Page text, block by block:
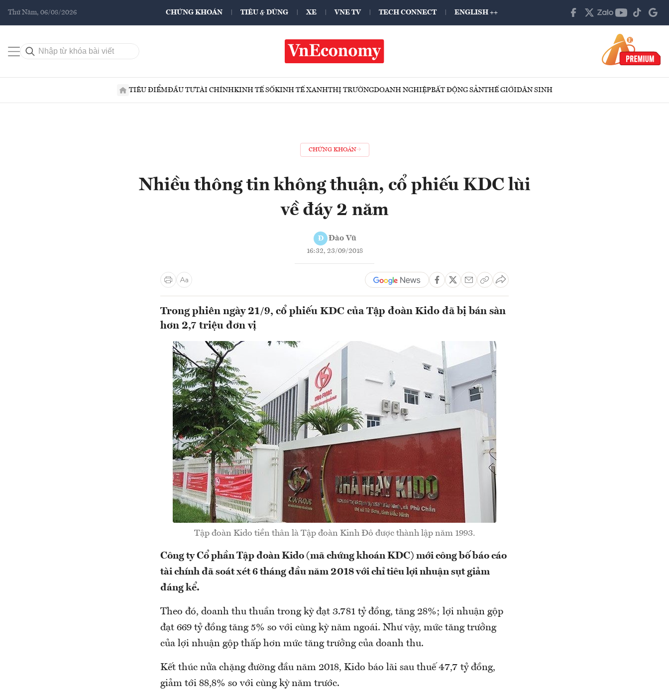
Thứ Năm, 06/08/2026 CHỨNG KHOÁN TIÊU & DÙNG XE VNE TV TECH CONNECT ENGLISH ++
TIÊU ĐIỂMĐẦU TƯTÀI CHÍNHKINH TẾ SỐKINH TẾ XANHTHỊ TRƯỜNGDOANH NGHIỆPBẤT ĐỘNG SẢNTHẾ GIỚIDÂN SINH
CHỨNG KHOÁN
Nhiều thông tin không thuận, cổ phiếu KDC lùi
về đáy 2 năm
Đ Đào Vũ
16:32, 23/09/2018
Trong phiên ngày 21/9, cổ phiếu KDC của Tập đoàn Kido đã bị bán sàn
hơn 2,7 triệu đơn vị
Tập đoàn Kido tiền thân là Tập đoàn Kinh Đô được thành lập năm 1993.
Công ty Cổ phần Tập đoàn Kido (mã chứng khoán KDC) mới công bố báo cáo
tài chính đã soát xét 6 tháng đầu năm 2018 với chỉ tiêu lợi nhuận sụt giảm
đáng kể.
Theo đó, doanh thu thuần trong kỳ đạt 3.781 tỷ đồng, tăng 28%; lợi nhuận gộp
đạt 669 tỷ đồng tăng 5% so với cùng kỳ năm ngoái. Như vậy, mức tăng trưởng
của lợi nhuận gộp thấp hơn mức tăng trưởng của doanh thu.
Kết thúc nửa chặng đường đầu năm 2018, Kido báo lãi sau thuế 47,7 tỷ đồng,
giảm tới 88,8% so với cùng kỳ năm trước.